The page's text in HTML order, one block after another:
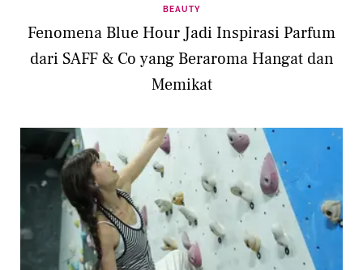
BEAUTY
Fenomena Blue Hour Jadi Inspirasi Parfum
dari SAFF & Co yang Beraroma Hangat dan
Memikat